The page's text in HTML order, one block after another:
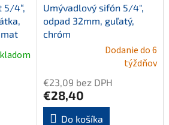
5/4“,
Umývadlový sifón 5/4",
odpad 32mm, guľatý,
chróm
produktu
je
5,0
Dodanie do 6
týždňov
€23,09 bez DPH
€28,40
Do košíka